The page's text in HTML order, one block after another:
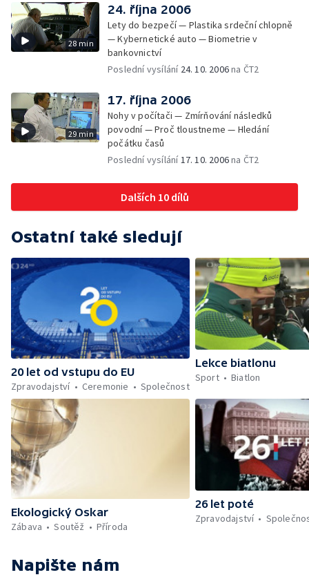
28 min
24. října 2006
Lety do bezpečí — Plastika srdeční chlopně
— Kybernetické auto — Biometrie v
bankovnictví
Poslední vysílání 24. 10. 2006na ČT2
29 min
17. října 2006
Nohy v počítači — Zmírňování následků
povodní — Proč tloustneme — Hledání
počátku časů
Poslední vysílání17. 10. 2006na ČT2
Dalších 10 dílů
Ostatní také sledují
20 let od vstupu do EU
Zpravodajství
Ceremonie Společnost
Lekce biatlonu
Sport
Biatlon
Ekologický Oskar
Zábava
Soutěž Příroda
26 let poté
Zpravodajství
Napište nám